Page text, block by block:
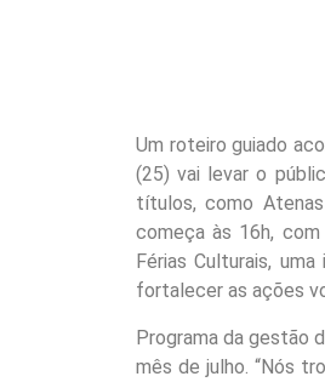
Um roteiro guiado
(25) vai levar o
títulos, como
começa às 16h,
Férias Culturais,
fortalecer as ações
Programa da gestão
mês de julho. “Nós